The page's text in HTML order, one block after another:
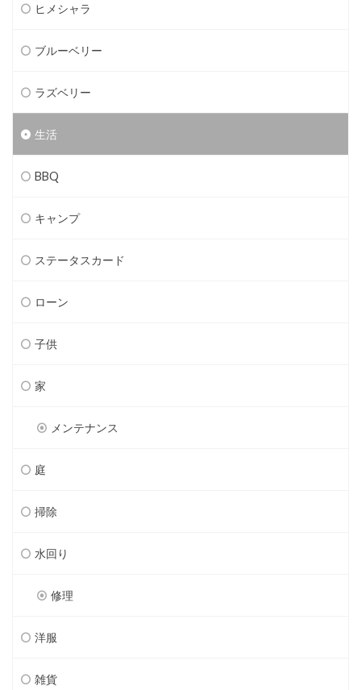
ヒメシャラ
ブルーベリー
ラズベリー
生活
BBQ
キャンプ
ステータスカード
ローン
子供
家
メンテナンス
庭
掃除
水回り
修理
洋服
雑貨